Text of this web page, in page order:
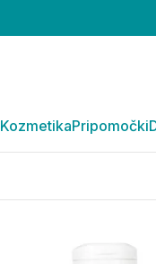
KozmetikaPripomočki